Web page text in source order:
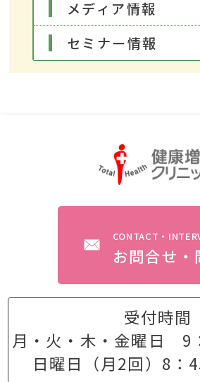
メディア情報
セミナー情報
CONTACT・
お問合せ・
受付時間
月・火・木・金曜日 9
日曜日（月2回）8：